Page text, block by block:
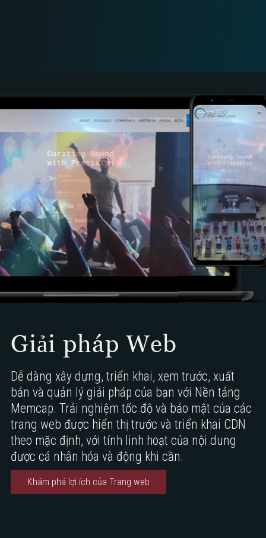
Giải pháp Web
Dễ dàng xây dựng, triển khai, xem trước, xuất
bản và quản lý giải pháp của bạn với Nền tảng
Memcap. Trải nghiệm tốc độ và bảo mật của các
trang web được hiển thị trước và triển khai CDN
theo mặc định, với tính linh hoạt của nội dung
được cá nhân hóa và động khi cần.
Khám phá lợi ích của Trang web